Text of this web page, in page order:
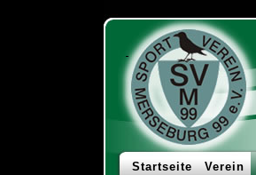
Startseite Verein